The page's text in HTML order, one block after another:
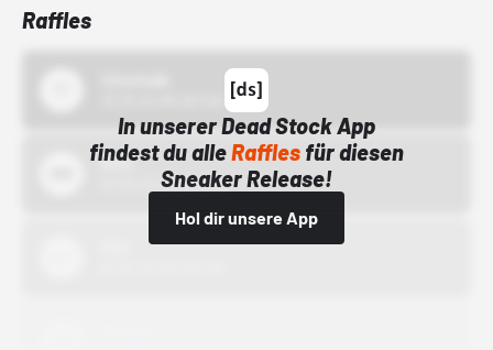
Raffles
In unserer Dead Stock App
findest du alleRafflesfür diesen
Sneaker Release!
Hol dir unsere App
Bstn
01.10.22 00:00 Uhr